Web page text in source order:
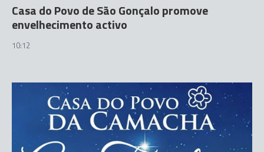
Casa do Povo de São Gonçalo promove
envelhecimento activo
10:12